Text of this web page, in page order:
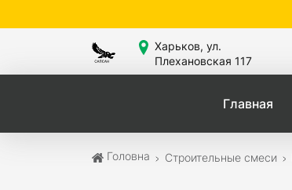
Харьков, ул.
Плехановская 117
Главная
Головна Строительные смеси